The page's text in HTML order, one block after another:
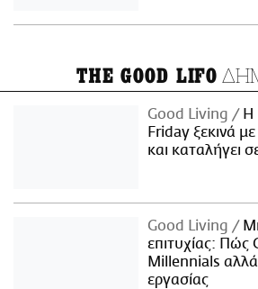
THE GOOD LIFO
Good Living
Η
Friday ξεκινά
και καταλήγει
Good Living
επιτυχίας: Πώς
Millennials
εργασίας